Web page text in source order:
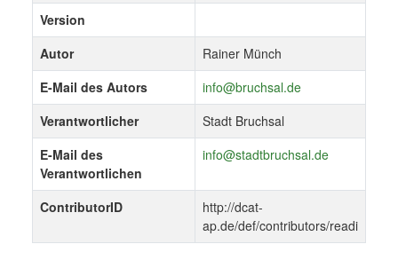
Version
Autor
Rainer Münch
E-Mail des Autors
info@bruchsal.de
Verantwortlicher
Stadt Bruchsal
E-Mail des
Verantwortlichen
info@stadtbruchsal.de
ContributorID
http://dcat-
ap.de/def/contributors/readi